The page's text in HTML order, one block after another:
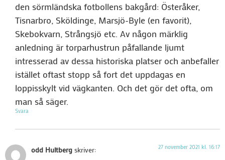
den sörmländska fotbollens bakgård: Österåker,
Tisnarbro, Sköldinge, Marsjö-Byle (en favorit),
Skebokvarn, Strångsjö etc. Av någon märklig
anledning är torparhustrun påfallande ljumt
intresserad av dessa historiska platser och anbefaller
istället oftast stopp så fort det uppdagas en
loppisskylt vid vägkanten. Och det gör det ofta, om
man så säger.
Svara
odd Hultberg skriver: 27 november 2021 kl. 16:17